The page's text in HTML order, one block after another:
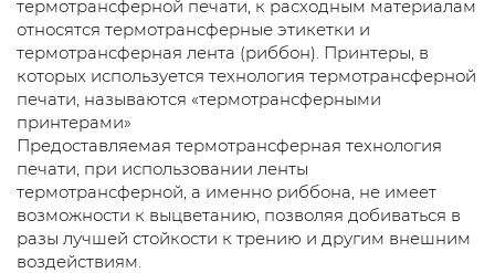
термотрансферной печати, к расходным материалам
относятся термотрансферные этикетки и
термотрансферная лента (риббон). Принтеры, в
которых используется технология термотрансферной
печати, называются «термотрансферными
принтерами»
Предоставляемая термотрансферная технология
печати, при использовании ленты
термотрансферной, а именно риббона, не имеет
возможности к выцветанию, позволяя добиваться в
разы лучшей стойкости к трению и другим внешним
воздействиям.